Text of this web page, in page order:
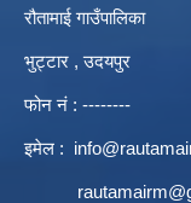
रौतामाई गाउँपालिका
भुट्टार , उदयपुर
फोन नं : --------
इमेल :